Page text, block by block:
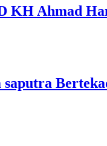
KH Ahmad